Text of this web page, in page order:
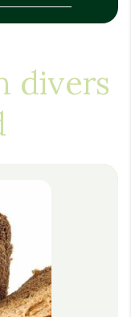
divers